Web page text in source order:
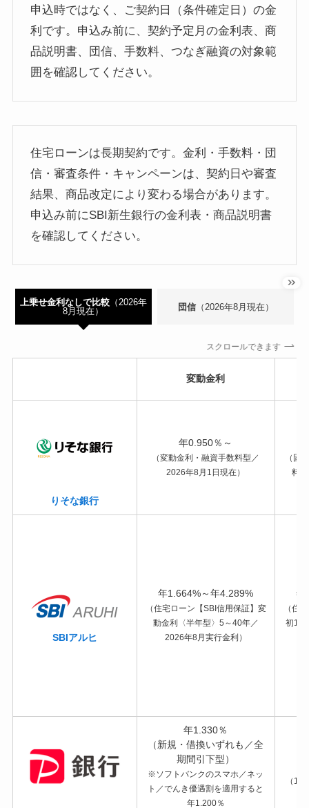
申込時ではなく、ご契約日（条件確定日）の金
利です。申込み前に、契約予定月の金利表、商
品説明書、団信、手数料、つなぎ融資の対象範
囲を確認してください。
住宅ローンは長期契約です。金利・手数料・団
信・審査条件・キャンペーンは、契約日や審査
結果、商品改定により変わる場合があります。
申込み前にSBI新生銀行の金利表・商品説明書
を確認してください。
上乗せ金利なしで比較（2026年
8月現在）
団信（2026年8月現在）
スクロールできます
変動金利
りそな銀行
年0.950％～
（変動金利・融資手数料型／
2026年8月1日現在）
（固
料
SBIアルヒ
年1.664%～年4.289%
（住宅ローン【SBI信用保証】変
動金利〈半年型〉5～40年／
2026年8月実行金利）
年
（住
初10
年1.330％
（新規・借換いずれも／全
期間引下型）
※ソフトバンクのスマホ／ネッ
ト／でんき優遇割を適用すると
年1.200％
（10